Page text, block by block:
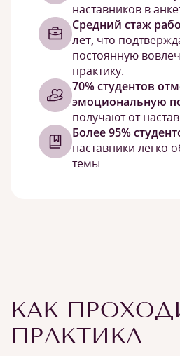
наставников в
Средний стаж
лет, что
постоянную
практику.
70% студентов
эмоциональную
получают от
Более 95%
наставники легко
темы
КАК
ПРАКТИКА